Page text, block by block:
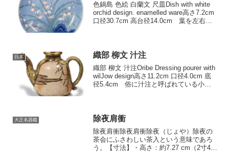
色鍋島 色絵 白蘭文 尺皿Dish with white
orchid design. enamelled ware高さ7.2cm
口径30.7cm 高台径14.0cm 葉を左右に
日本 織部 柳文 汁注
織部 柳文 汁注Oribe Dressing pourer with
wilJow design高さ11.2cm 口径4.0cm 底
径5.4cm 俗に汁注と呼ばれている小振
大正名器鑑 除夜肩衝
除夜肩衝除夜肩衝除夜（じょや）除夜の
茶会にふさわしい茶入という意味であろ
う。【寸法】・高さ：約7.27 cm（2寸4分